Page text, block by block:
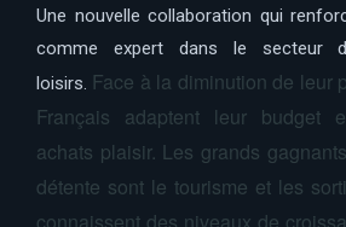
Une nouvelle collaboration qui
comme expert dans le secteur
loisirs. Face à la diminution de leur
Français adaptent leur budget
achats plaisir. Les grands
détente sont le tourisme et les
connaissent des niveaux de